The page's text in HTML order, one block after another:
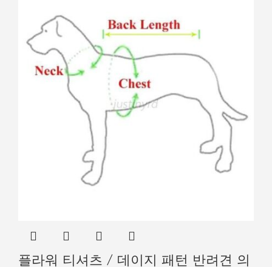
플라워 티셔츠 / 데이지 패턴 반려견 의